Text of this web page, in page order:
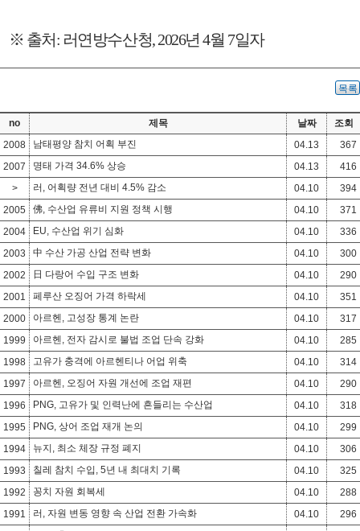
※ 출처: 러연방수산청, 2026년4월 7일자
목록
no 제목 날짜
조회
2008
남태평양 참치 어획 부진 04.13
367
2007
명태 가격 34.6% 상승 04.13
416
>
러, 어획량 전년 대비 4.5% 감소 04.10
394
2005
佛, 수산업 유류비 지원 정책 시행 04.10
371
2004
EU, 수산업 위기 심화 04.10
336
2003
中 수산 가공 산업 전략 변화 04.10
300
2002
日 다랑어 수입 구조 변화 04.10
290
2001
페루산 오징어 가격 하락세 04.10
351
2000
아르헨, 고성장 통계 논란 04.10
317
1999
아르헨, 전자 감시로 불법 조업 단속 강화 04.10
285
1998
고유가 충격에 아르헨티나 어업 위축 04.10
314
1997
아르헨, 오징어 자원 개선에 조업 재편 04.10
290
1996
PNG, 고유가 및 인력난에 흔들리는 수산업 04.10
318
1995
PNG, 상어 조업 재개 논의 04.10
299
1994
뉴지, 최소 체장 규정 폐지 04.10
306
1993
칠레 참치 수입, 5년 내 최대치 기록 04.10
325
1992
꽁치 자원 회복세 04.10
288
1991
러, 자원 변동 영향 속 산업 전환 가속화 04.10
296